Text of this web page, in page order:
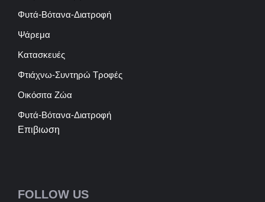
Φυτά-Βότανα-Διατροφή
Ψάρεμα
Κατασκευές
Φτιάχνω-Συντηρώ Τροφές
Οικόσιτα Ζώα
Φυτά-Βότανα-Διατροφή
Επιβιωση
FOLLOW US